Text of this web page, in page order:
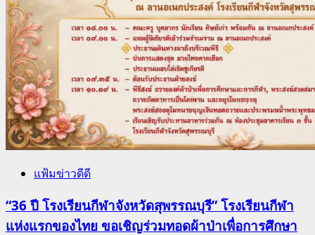
แฟ้มข่าวดีดี
“36 ปี โรงเรียนกีฬาจังหวัดสุพรรณบุรี” โรงเรียนกีฬา
แห่งแรกของไทย ขอเชิญร่วมทอดผ้าป่าเพื่อการศึกษา